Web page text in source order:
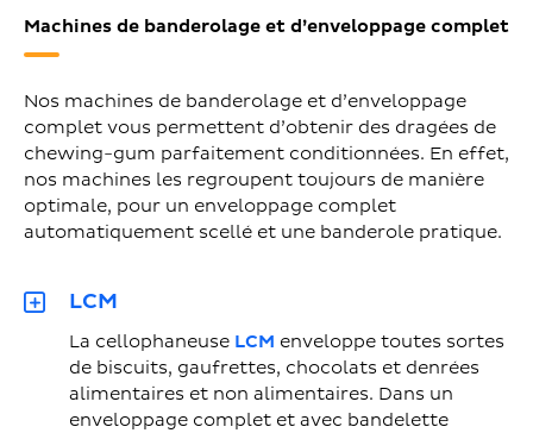
Machines de banderolage et d’enveloppage complet
Nos machines de banderolage et d’enveloppage
complet vous permettent d’obtenir des dragées de
chewing-gum parfaitement conditionnées. En effet,
nos machines les regroupent toujours de manière
optimale, pour un enveloppage complet
automatiquement scellé et une banderole pratique.
LCM
La cellophaneuse LCM enveloppe toutes sortes
de biscuits, gaufrettes, chocolats et denrées
alimentaires et non alimentaires. Dans un
enveloppage complet et avec bandelette